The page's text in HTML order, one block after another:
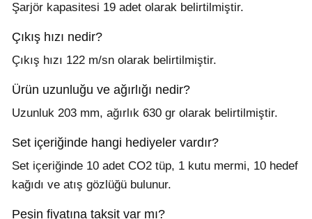
Şarjör kapasitesi 19 adet olarak belirtilmiştir.
Çıkış hızı nedir?
Çıkış hızı 122 m/sn olarak belirtilmiştir.
Ürün uzunluğu ve ağırlığı nedir?
Uzunluk 203 mm, ağırlık 630 gr olarak belirtilmiştir.
Set içeriğinde hangi hediyeler vardır?
Set içeriğinde 10 adet CO2 tüp, 1 kutu mermi, 10 hedef
kağıdı ve atış gözlüğü bulunur.
Peşin fiyatına taksit var mı?